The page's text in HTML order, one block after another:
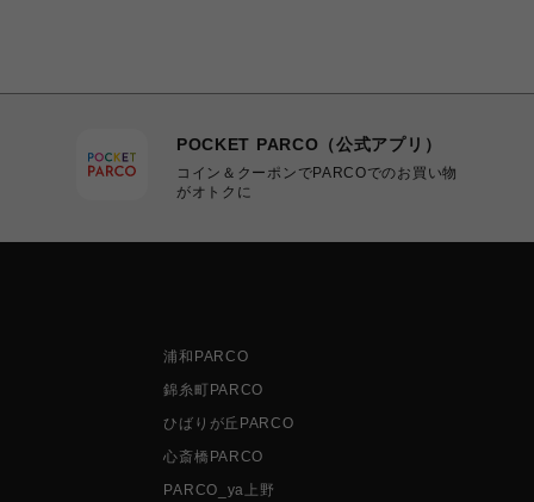
POCKET PARCO（公式アプリ）
コイン＆クーポンでPARCOでのお買い物
がオトクに
浦和PARCO
錦糸町PARCO
ひばりが丘PARCO
心斎橋PARCO
PARCO_ya上野